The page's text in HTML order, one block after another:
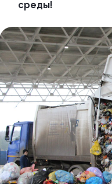
среды!